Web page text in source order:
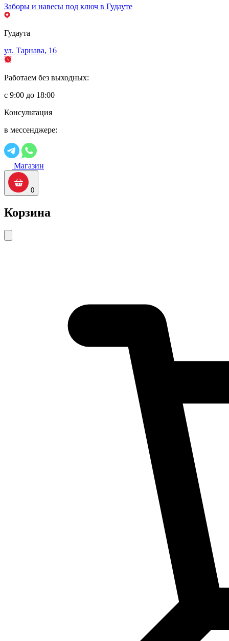
Заборы и навесы под ключ в Гудауте
Гудаута
ул. Тарнава, 16
Работаем без выходных:
с 9:00 до 18:00
Консультация
в мессенджере:
Магазин
0
Корзина